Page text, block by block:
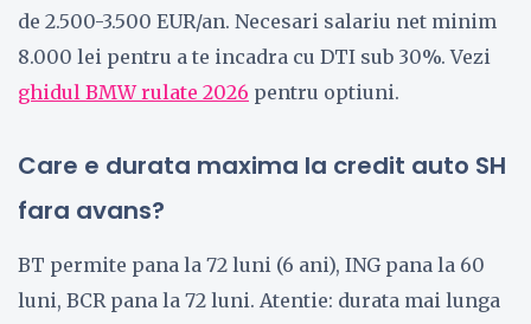
de 2.500-3.500 EUR/an. Necesari salariu net minim
8.000 lei pentru a te incadra cu DTI sub 30%. Vezi
ghidul BMW rulate 2026 pentru optiuni.
Care e durata maxima la credit auto SH
fara avans?
BT permite pana la 72 luni (6 ani), ING pana la 60
luni, BCR pana la 72 luni. Atentie: durata mai lunga